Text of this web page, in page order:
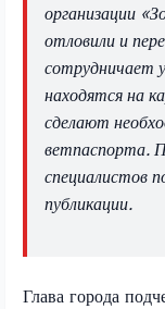
организации
отловили и
сотрудничает
находятся на
сделают
ветпаспорта.
специалистов
публикации.
Глава города